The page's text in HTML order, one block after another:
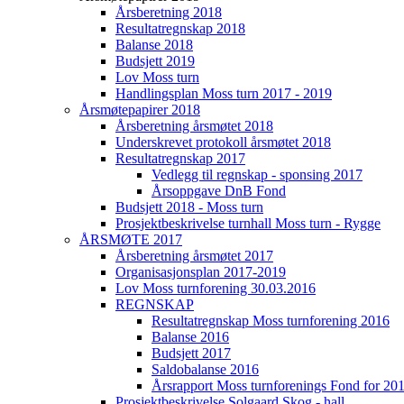
Årsberetning 2018
Resultatregnskap 2018
Balanse 2018
Budsjett 2019
Lov Moss turn
Handlingsplan Moss turn 2017 - 2019
Årsmøtepapirer 2018
Årsberetning årsmøtet 2018
Underskrevet protokoll årsmøtet 2018
Resultatregnskap 2017
Vedlegg til regnskap - sponsing 2017
Årsoppgave DnB Fond
Budsjett 2018 - Moss turn
Prosjektbeskrivelse turnhall Moss turn - Rygge
ÅRSMØTE 2017
Årsberetning årsmøtet 2017
Organisasjonsplan 2017-2019
Lov Moss turnforening 30.03.2016
REGNSKAP
Resultatregnskap Moss turnforening 2016
Balanse 2016
Budsjett 2017
Saldobalanse 2016
Årsrapport Moss turnforenings Fond for